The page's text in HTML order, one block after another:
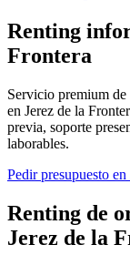
Renting
Frontera
Servicio premium de
en Jerez de la
previa, soporte
laborables.
Pedir presupuesto en
Renting de
Jerez de la